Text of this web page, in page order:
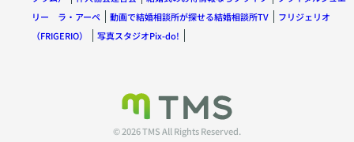
リー ラ・アーペ
動画で結婚相談所が探せる結婚相談所TV
フリジェリオ
（FRIGERIO）
写真スタジオPix-do!
© 2026 TMS All Rights Reserved.